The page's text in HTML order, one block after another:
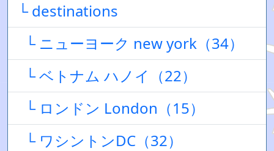
└ destinations
└ ニューヨーク new york（34）
└ ベトナム ハノイ（22）
└ ロンドン London（15）
└ ワシントンDC（32）